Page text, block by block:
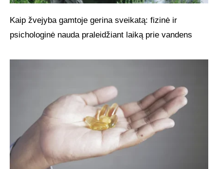
Kaip žvejyba gamtoje gerina sveikatą: fizinė ir
psichologinė nauda praleidžiant laiką prie vandens